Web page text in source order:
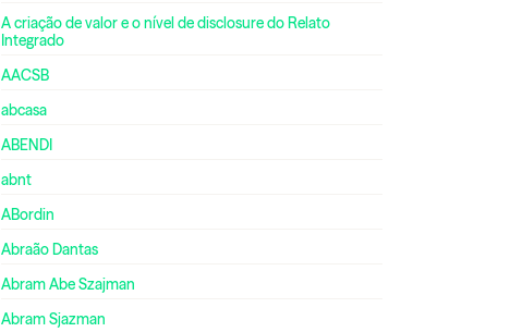
A criação de valor e o nível de disclosure do Relato
Integrado
AACSB
abcasa
ABENDI
abnt
ABordin
Abraão Dantas
Abram Abe Szajman
Abram Sjazman